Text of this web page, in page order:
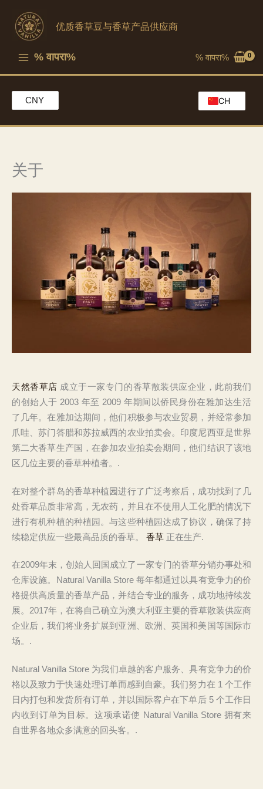
优质香草豆与香草产品供应商
% वापरा% % वापरा%
CNY
CH
关于
天然香草店 成立于一家专门的香草散装供应企业，此前我们
的创始人于 2003 年至 2009 年期间以侨民身份在雅加达生活
了几年。在雅加达期间，他们积极参与农业贸易，并经常参加
爪哇、苏门答腊和苏拉威西的农业拍卖会。印度尼西亚是世界
第二大香草生产国，在参加农业拍卖会期间，他们结识了该地
区几位主要的香草种植者。.
在对整个群岛的香草种植园进行了广泛考察后，成功找到了几
处香草品质非常高，无农药，并且在不使用人工化肥的情况下
进行有机种植的种植园。与这些种植园达成了协议，确保了持
续稳定供应一些最高品质的香草。 香草 正在生产.
在2009年末，创始人回国成立了一家专门的香草分销办事处和
仓库设施。Natural Vanilla Store 每年都通过以具有竞争力的价
格提供高质量的香草产品，并结合专业的服务，成功地持续发
展。2017年，在将自己确立为澳大利亚主要的香草散装供应商
企业后，我们将业务扩展到亚洲、欧洲、英国和美国等国际市
场。.
Natural Vanilla Store 为我们卓越的客户服务、具有竞争力的价
格以及致力于快速处理订单而感到自豪。我们努力在 1 个工作
日内打包和发货所有订单，并以国际客户在下单后 5 个工作日
内收到订单为目标。这项承诺使 Natural Vanilla Store 拥有来
自世界各地众多满意的回头客。.